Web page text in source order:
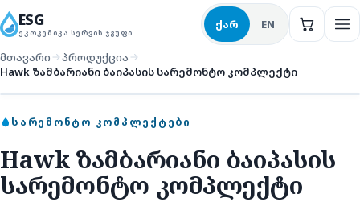
ESG
ᲔᲙᲝᲙᲔᲛᲘᲙᲐ ᲡᲔᲠᲕᲘᲡ ᲯᲒᲣᲤᲘ
ქარ EN
მთავარი
პროდუქცია
Hawk ზამბარიანი ბაიპასის სარემონტო კომპლექტი
ᲡᲐᲠᲔᲛᲝᲜᲢᲝ ᲙᲝᲛᲞᲚᲔᲥᲢᲔᲑᲘ
Hawk ზამბარიანი ბაიპასის
სარემონტო კომპლექტი
სარემონტო კომპლექტები